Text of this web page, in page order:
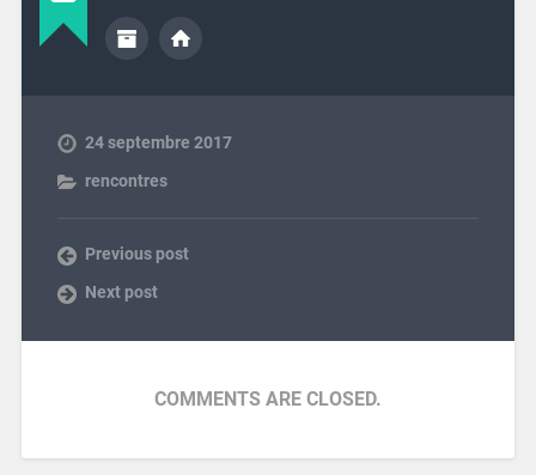
24 septembre 2017
rencontres
Previous post
Next post
COMMENTS ARE CLOSED.